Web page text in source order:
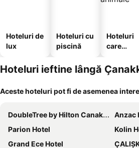
Hoteluri de
lux
Hoteluri cu
piscină
Hoteluri
care
animale
Hoteluri ieftine lângă
Aceste hoteluri pot fi de asemenea
DoubleTree by Hilton Canakkale
Anzac
Parion Hotel
Kolin
Grand Ece Hotel